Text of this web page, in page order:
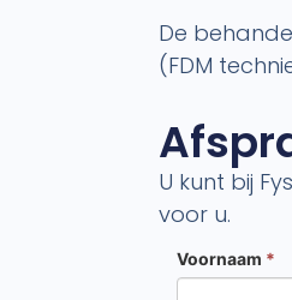
De
(FDM
U kunt bij
voor u.
Voornaam *